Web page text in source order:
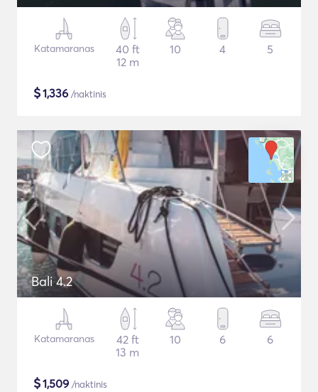
Katamaranas
40 ft
12 m
10 4 5
$1,336 /naktinis
Bali 4.2
Katamaranas
42 ft
13 m
10 6 6
$1,509 /naktinis